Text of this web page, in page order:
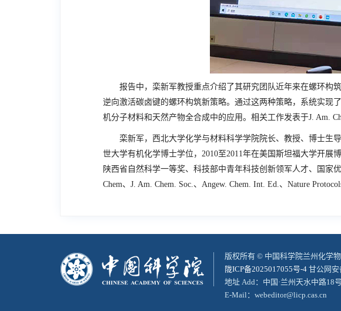
报告中，栾新军教授重点介绍了其研究团队近年来在螺环构
逆向激活碳卤键的螺环构筑新策略。通过这两种策略，系统实现
机分子材料和天然产物全合成中的应用。相关工作发表于J. Am.
栾新军，西北大学化学与材料科学学院院长、教授、博士生导
世大学有机化学博士学位，2010至2011年在美国斯坦福大学开展
陕西省自然科学一等奖、科技部中青年科技创新领军人才、国家优
Chem、J. Am. Chem. Soc.、Angew. Chem. Int. Ed.、Nature
版权所有 © 中国科学院兰州化学
陇ICP备2025017055号-4 甘公网安
地址 Add：中国·兰州天水中路18
E-Mail：webeditor@licp.cas.cn